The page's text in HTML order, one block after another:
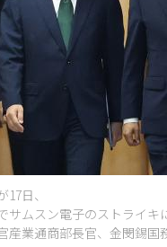
日、
サムスン電子のストライキ
産業通商部長官、金閔錫国